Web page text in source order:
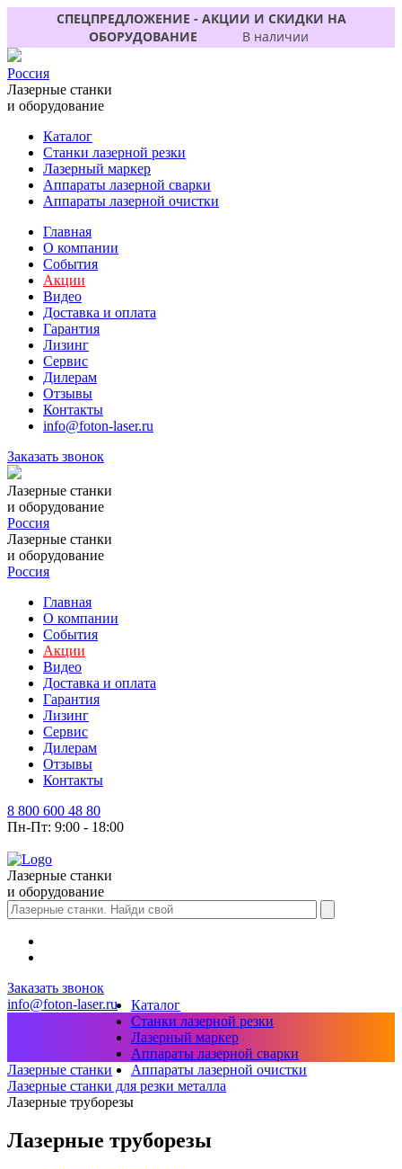
СПЕЦПРЕДЛОЖЕНИЕ - АКЦИИ И СКИДКИ НА
ОБОРУДОВАНИЕ
В наличии
Россия
Лазерные станки
и оборудование
Каталог
Станки лазерной резки
Лазерный маркер
Аппараты лазерной сварки
Аппараты лазерной очистки
Главная
О компании
События
Акции
Видео
Доставка и оплата
Гарантия
Лизинг
Сервис
Дилерам
Отзывы
Контакты
info@foton-laser.ru
Заказать звонок
Лазерные станки
и оборудование
Россия
Лазерные станки
и оборудование
Россия
Главная
О компании
События
Акции
Видео
Доставка и оплата
Гарантия
Лизинг
Сервис
Дилерам
Отзывы
Контакты
8 800 600 48 80
Пн-Пт: 9:00 - 18:00
Лазерные станки
и оборудование
Заказать звонок
info@foton-laser.ru
Каталог
Станки лазерной резки
Лазерный маркер
Аппараты лазерной сварки
Аппараты лазерной очистки
Лазерные станки
Лазерные станки для резки металла
Лазерные труборезы
Лазерные труборезы